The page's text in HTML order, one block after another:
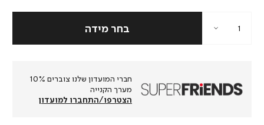
חברי המועדון שלנו צוברים 10%
מערך הקנייה
הצטרפו/התחברו למועדון